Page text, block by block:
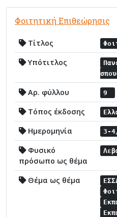
Φοιτητική Επιθεώρησις
Τίτλος
Υπότιτλος
Αρ. φύλλου 9
Τόπος έκδοσης
Ημερομηνία 3-
Φυσικό
πρόσωπο ως θέμα
Θέμα ως θέμα